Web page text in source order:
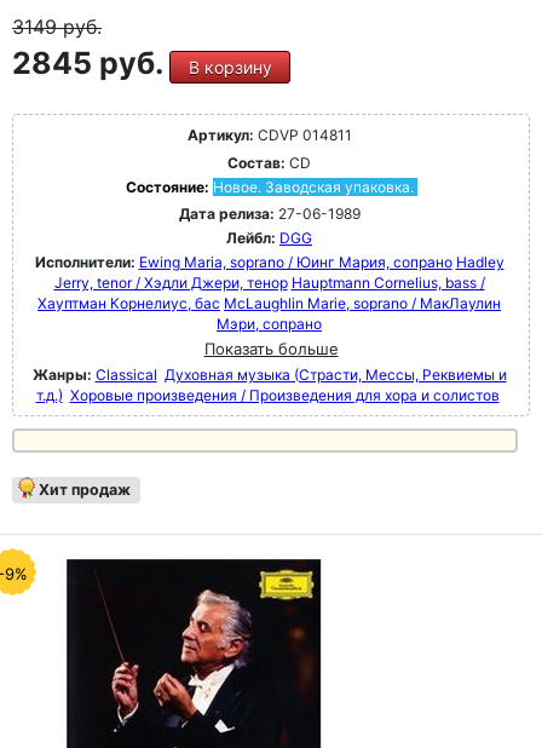
3149руб.
2845 руб. В корзину
Артикул: CDVP 014811
Состав: CD
Состояние: Новое. Заводская упаковка.
Дата релиза: 27-06-1989
Лейбл: DGG
Исполнители: Ewing Maria, soprano / Юинг Мария, сопрано Hadley
Jerry, tenor / Хэдли Джери, тенор Hauptmann Cornelius, bass /
Хауптман Корнелиус, бас McLaughlin Marie, soprano / МакЛаулин
Мэри, сопрано
Показать больше
Жанры: Classical Духовная музыка (Страсти, Мессы, Реквиемы и
т.д.) Хоровые произведения / Произведения для хора и солистов
Хит продаж
9%